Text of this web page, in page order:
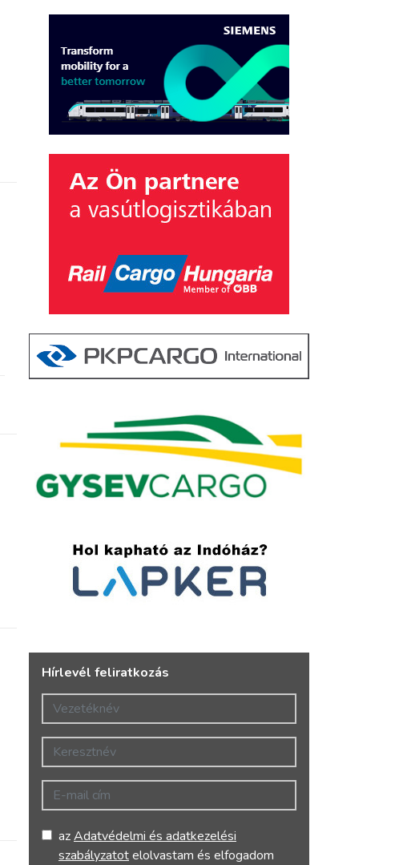
Hírlevél feliratkozás
Vezetéknév
Keresztnév
E-mail cím
azAdatvédelmi és adatkezelési
szabályzatotelolvastam és elfogadom